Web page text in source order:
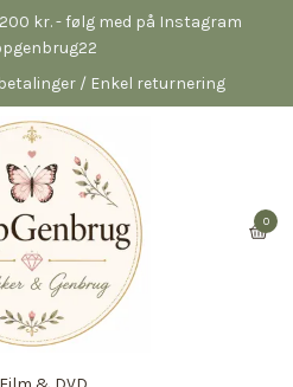
kr. - følg med på Instagram
/ Enkel returnering
0